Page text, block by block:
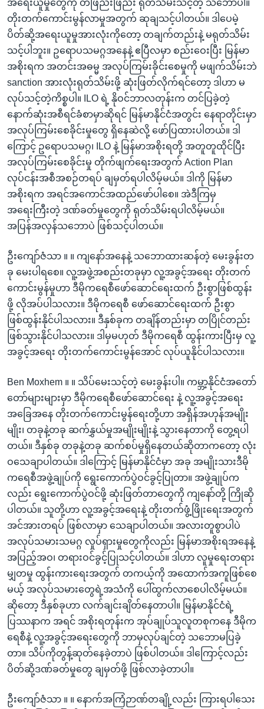
အရေးယူမှုတွေကို တဖြည်းဖြည်း ရုတ်သိမ်းသင့်တဲ့ သဘောပါ။
တိုးတက်ကောင်းမွန်လာမှုအတွက် ဆုချသင့်ပါတယ်။ ဒါပေမဲ့
ပိတ်ဆို့အရေးယူမှုအားလုံးကိုတော့ တချက်တည်းနဲ့ မရုတ်သိမ်း
သင့်ပါဘူး။ ဥရောပသမဂ္ဂအနေနဲ့ ဧပြီလမှာ စည်းဝေးပြီး မြန်မာ
အစိုးရက အတင်းအဓမ္မ အလုပ်ကြမ်းခိုင်းစေမှုကို မဖျက်သိမ်းဘဲ
sanction အားလုံးရုတ်သိမ်းဖို့ ဆုံးဖြတ်လိုက်ရင်တော့ ဒါဟာ မ
လုပ်သင့်တဲ့ကိစ္စပါ။ ILO ရဲ့ နိုဝင်ဘာလတုန်းက တင်ပြခဲ့တဲ့
နောက်ဆုံးအစီရင်ခံစာမှာဆိုရင် မြန်မာနိုင်ငံအတွင်း နေရာတိုင်းမှာ
အလုပ်ကြမ်းစေခိုင်းမှုတွေ ရှိနေဆဲလို့ ဖော်ပြထားပါတယ်။ ဒါ
ကြောင့် ဥရောပသမဂ္ဂ၊ ILO နဲ့ မြန်မာအစိုးရတို့ အတူတူထိုင်ပြီး
အလုပ်ကြမ်းစေခိုင်းမှု တိုက်ဖျက်ရေးအတွက် Action Plan
လုပ်ငန်းအစီအစဉ်တရပ် ချမှတ်ရပါလိမ့်မယ်။ ဒါကို မြန်မာ
အစိုးရက အရင်အကောင်အထည်ဖော်ပါစေ။ အဲဒီကြမှ
အရေးကြီးတဲ့ ဒဏ်ခတ်မှုတွေကို ရုတ်သိမ်းရပါလိမ့်မယ်။
အပြန်အလှန်သဘောပဲ ဖြစ်သင့်ပါတယ်။
ဦးကျော်ဇံသာ ။ ။ ကျနော်အနေနဲ့ သဘောထားဆန်တဲ့ မေးခွန်းတ
ခု မေးပါရစေ။ လူ့အဖွဲ့အစည်းတခုမှာ လူ့အခွင့်အရေး တိုးတက်
ကောင်းမွန်မှုဟာ ဒီမိုကရေစီဖော်ဆောင်ရေးထက် ဦးစွာဖြစ်ထွန်း
ဖို့ လိုအပ်ပါသလား။ ဒီမိုကရေစီ ဖော်ဆောင်ရေးထက် ဦးစွာ
ဖြစ်ထွန်းနိုင်ပါသလား။ ဒီနှစ်ခုက တချိန်တည်းမှာ တပြိုင်တည်း
ဖြစ်သွားနိုင်ပါသလား။ ဒါမှမဟုတ် ဒီမိုကရေစီ ထွန်းကားပြီးမှ လူ့
အခွင့်အရေး တိုးတက်ကောင်းမွန်အောင် လုပ်ယူနိုင်ပါသလား။
Ben Moxhem ။ ။ သိပ်မေးသင့်တဲ့ မေးခွန်းပါ။ ကမ္ဘာ့နိုင်ငံအတော်
တော်များများမှာ ဒီမိုကရေစီဖော်ဆောင်ရေး နဲ့ လူ့အခွင့်အရေး
အခြေအနေ တိုးတက်ကောင်းမွန်ရေးတို့ဟာ အရှိန်အဟုန်အမျိုး
မျိုး၊ တခုနဲ့တခု ဆက်နွှယ်မှုအမျိုးမျိုးနဲ့ သွားနေတာကို တွေ့ရပါ
တယ်။ ဒီနှစ်ခု တခုနဲ့တခု ဆက်စပ်မှုရှိနေတယ်ဆိုတာကတော့ လုံး
ဝသေချာပါတယ်။ ဒါကြောင့် မြန်မာနိုင်ငံမှာ အခု အမျိုးသားဒီမို
ကရေစီအဖွဲ့ချုပ်ကို ရွေးကောက်ပွဲဝင်ခွင့်ပြုတာ။ အဖွဲ့ချုပ်က
လည်း ရွေးကောက်ပွဲဝင်ဖို့ ဆုံးဖြတ်တာတွေကို ကျနော်တို့ ကြိုဆို
ပါတယ်။ သူတို့ဟာ လူ့အခွင့်အရေးနဲ့ တိုးတက်ဖွံ့ဖြိုးရေးအတွက်
အင်အားတရပ် ဖြစ်လာမှာ သေချာပါတယ်။ အလားတူစွာပါပဲ
အလုပ်သမားသမဂ္ဂ လှုပ်ရှားမှုတွေကိုလည်း မြန်မာအစိုးရအနေနဲ့
အပြည့်အဝ၊ တရားဝင်ခွင့်ပြုသင့်ပါတယ်။ ဒါဟာ လူမှုရေးတရား
မျှတမှု ထွန်းကားရေးအတွက် တကယ့်ကို အထောက်အကူဖြစ်စေ
မယ့် အလုပ်သမားတွေရဲ့အသံကို ပေါ်ထွက်လာစေပါလိမ့်မယ်။
ဆိုတော့ ဒီနှစ်ခုဟာ လက်ချင်းချိတ်နေတာပါ။ မြန်မာနိုင်ငံရဲ့
ပြဿနာက အရင် အစိုးရတုန်းက အုပ်ချုပ်သူလူတစုကနေ ဒီမိုက
ရေစီနဲ့ လူ့အခွင့်အရေးတွေကို ဘာမှလုပ်ချင်တဲ့ သဘောမပြခဲ့
တာ။ သိပ်ကိုတွန့်ဆုတ်နေခဲ့တာပဲ ဖြစ်ပါတယ်။ ဒါကြောင့်လည်း
ပိတ်ဆို့ဒဏ်ခတ်မှုတွေ ချမှတ်ဖို့ ဖြစ်လာခဲ့တာပါ။
ဦးကျော်ဇံသာ ။ ။ နောက်အကြံဉာဏ်တချို့လည်း ကြားရပါသေး